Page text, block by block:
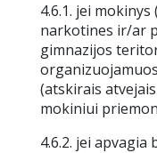
4.6.1. jei
narkotines ir/ar
gimnazijos
(atskirais
mokiniui
4.6.2. jei